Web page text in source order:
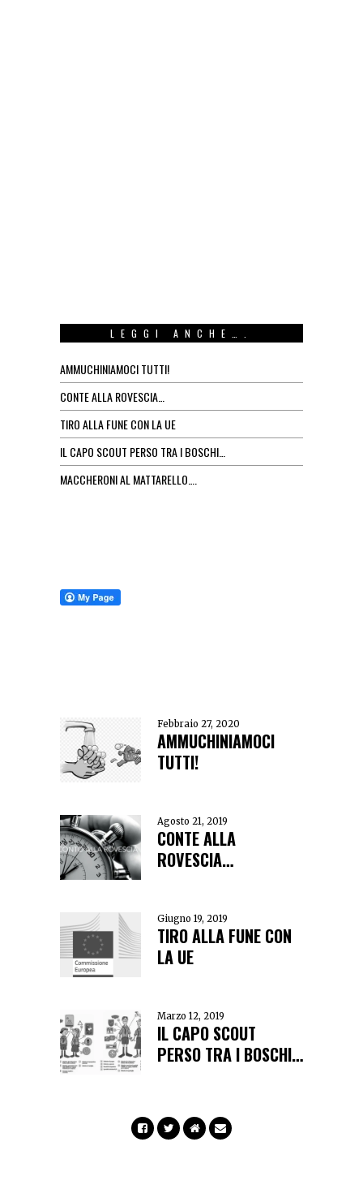
LEGGI ANCHE….
AMMUCHINIAMOCI TUTTI!
CONTE ALLA ROVESCIA…
TIRO ALLA FUNE CON LA UE
IL CAPO SCOUT PERSO TRA I BOSCHI…
MACCHERONI AL MATTARELLO….
Febbraio 27, 2020
AMMUCHINIAMOCI
TUTTI!
Agosto 21, 2019
CONTE ALLA
ROVESCIA…
Giugno 19, 2019
TIRO ALLA FUNE CON
LA UE
Marzo 12, 2019
IL CAPO SCOUT
PERSO TRA I BOSCHI…